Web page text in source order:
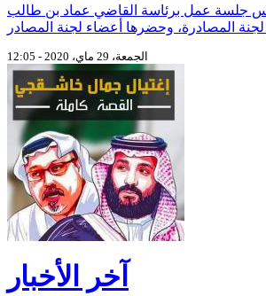
جلسة عمل برئاسة القاضي عماد بن طالب
الجمعة، 29 ماي، 2020 - 12:05
آخر الأخبار